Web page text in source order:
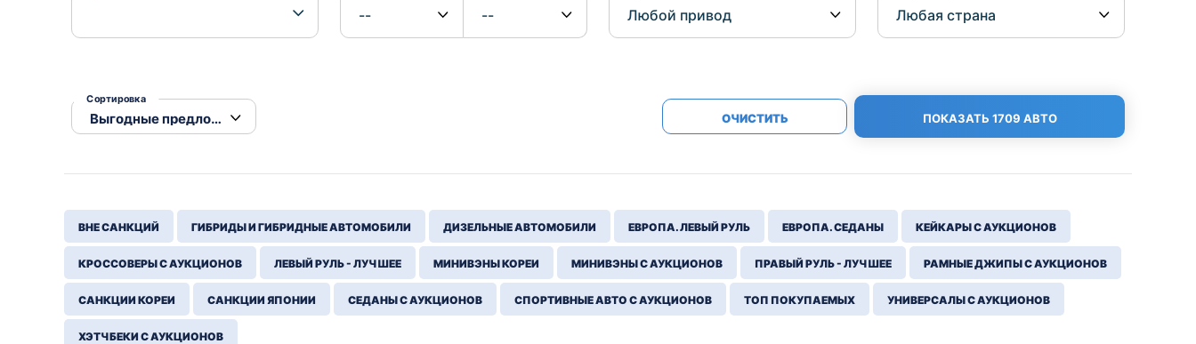
Сортировка
ОЧИСТИТЬ ПОКАЗАТЬ 1709 АВТО
ВНЕ САНКЦИЙ ГИБРИДЫ И ГИБРИДНЫЕ АВТОМОБИЛИ ДИЗЕЛЬНЫЕ АВТОМОБИЛИ ЕВРОПА. ЛЕВЫЙ РУЛЬ ЕВРОПА. СЕДАНЫ КЕЙКАРЫ С АУКЦИОНОВ
КРОССОВЕРЫ С АУКЦИОНОВ ЛЕВЫЙ РУЛЬ - ЛУЧШЕЕ МИНИВЭНЫ КОРЕИ МИНИВЭНЫ С АУКЦИОНОВ ПРАВЫЙ РУЛЬ - ЛУЧШЕЕ РАМНЫЕ ДЖИПЫ С АУКЦИОНОВ
САНКЦИИ КОРЕИ САНКЦИИ ЯПОНИИ СЕДАНЫ С АУКЦИОНОВ СПОРТИВНЫЕ АВТО С АУКЦИОНОВ ТОП ПОКУПАЕМЫХ УНИВЕРСАЛЫ С АУКЦИОНОВ
ХЭТЧБЕКИ С АУКЦИОНОВ